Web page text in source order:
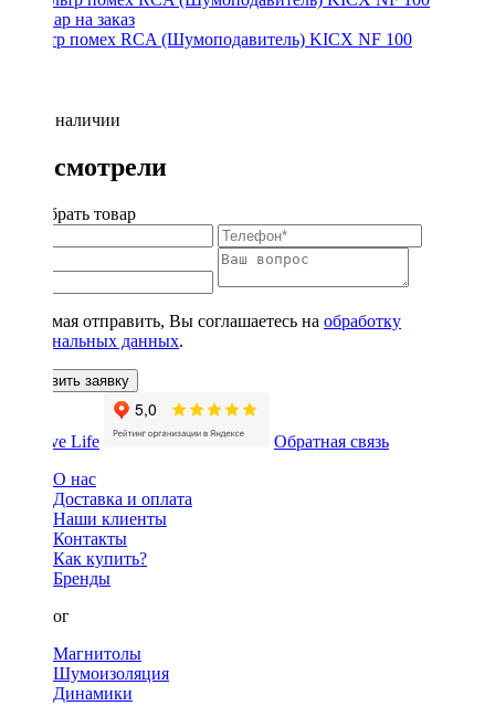
Фильтр помех RCA (Шумоподавитель) KICX NF 100
Нет в наличии
Вы смотрели
Подобрать товар
Нажимая отправить, Вы соглашаетесь на обработку
персональных данных.
Оставить заявку
Обратная связь
О нас
Доставка и оплата
Наши клиенты
Контакты
Как купить?
Бренды
Каталог
Магнитолы
Шумоизоляция
Динамики